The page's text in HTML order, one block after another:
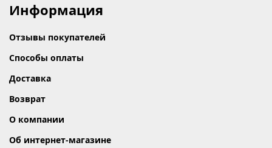
Информация
Отзывы покупателей
Способы оплаты
Доставка
Возврат
О компании
Об интернет-магазине